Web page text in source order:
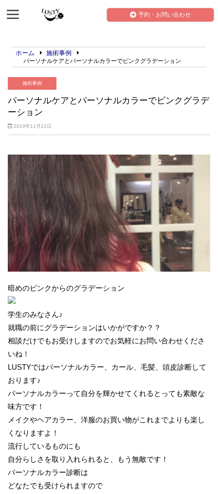
予約・お問い合わせ
ホーム 施術事例
パーソナルケアとパーソナルカラーでピンクグラデーション
施術事例
パーソナルケアとパーソナルカラーでピンクグラデ
ーション
2019年11月22日
暗めのピンクからのグラデーション
学生のみなさん♪
就職の前にグラデーションはいかがですか？？
相談だけでもお受けしますのでお気軽にお問い合わせくださ
いね！
LUSTYではパーソナルカラー、カール、毛髪、頭皮診断して
おります♪
パーソナルカラーって自分を輝かせてくれるとっても素敵な
味方です！
メイクやヘアカラー、洋服のお買い物がこれまでよりも楽し
くなりますよ！
流行しているものにも
自分らしさを取り入れられると、もう無敵です！
パーソナルカラー診断は
どなたでも受けられますので